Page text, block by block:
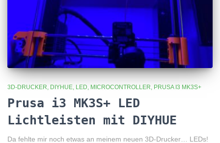
3D-DRUCKER DIYHUE LED MICROCONTROLLER PRUSA I3 MK3S+
Prusa i3 MK3S+ LED
Lichtleisten mit DIYHUE
Da fehlte mir noch etwas an meinem neuen 3D-Drucker… LEDs!